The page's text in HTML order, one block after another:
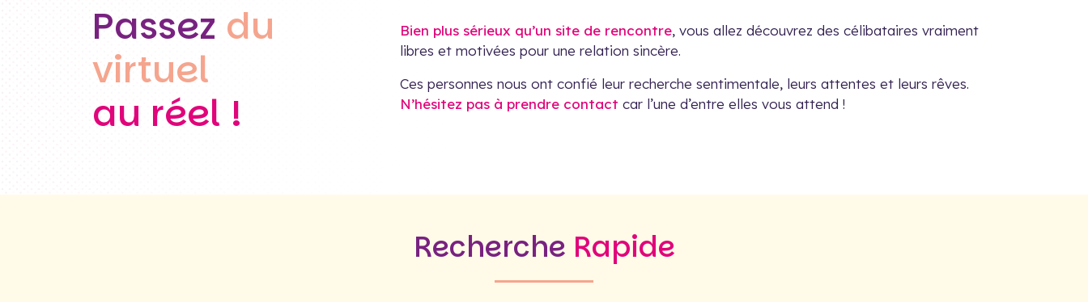
Passez du
virtuel
au réel !
Bien plus sérieux qu’un site de rencontre, vous allez découvrez des célibataires vraiment
libres et motivées pour une relation sincère.
Ces personnes nous ont confié leur recherche sentimentale, leurs attentes et leurs rêves.
N’hésitez pas à prendre contact car l’une d’entre elles vous attend !
Recherche Rapide